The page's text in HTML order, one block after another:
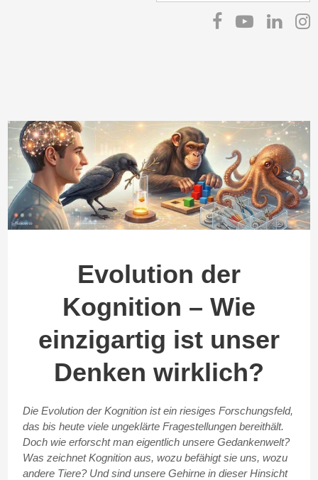
Evolution der
Kognition – Wie
einzigartig ist unser
Denken wirklich?
Die Evolution der Kognition ist ein riesiges Forschungsfeld,
das bis heute viele ungeklärte Fragestellungen bereithält.
Doch wie erforscht man eigentlich unsere Gedankenwelt?
Was zeichnet Kognition aus, wozu befähigt sie uns, wozu
andere Tiere? Und sind unsere Gehirne in dieser Hinsicht